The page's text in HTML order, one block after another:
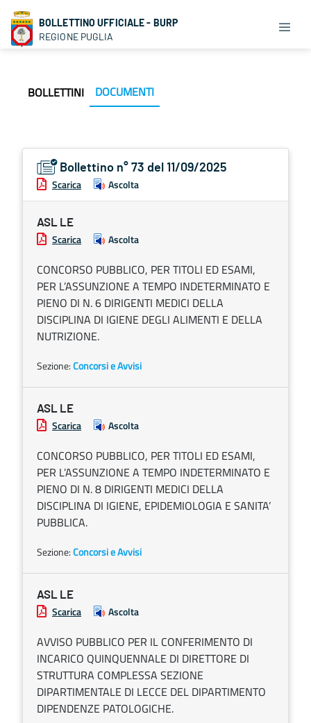
BOLLETTINO UFFICIALE - BURP
REGIONE PUGLIA
BOLLETTINI DOCUMENTI
Bollettino n° 73 del 11/09/2025
Scarica Ascolta
ASL LE
Scarica Ascolta
CONCORSO PUBBLICO, PER TITOLI ED ESAMI,
PER L’ASSUNZIONE A TEMPO INDETERMINATO E
PIENO DI N. 6 DIRIGENTI MEDICI DELLA
DISCIPLINA DI IGIENE DEGLI ALIMENTI E DELLA
NUTRIZIONE.
Sezione:Concorsi e Avvisi
ASL LE
Scarica Ascolta
CONCORSO PUBBLICO, PER TITOLI ED ESAMI,
PER L’ASSUNZIONE A TEMPO INDETERMINATO E
PIENO DI N. 8 DIRIGENTI MEDICI DELLA
DISCIPLINA DI IGIENE, EPIDEMIOLOGIA E SANITA’
PUBBLICA.
Sezione:Concorsi e Avvisi
ASL LE
Scarica Ascolta
AVVISO PUBBLICO PER IL CONFERIMENTO DI
INCARICO QUINQUENNALE DI DIRETTORE DI
STRUTTURA COMPLESSA SEZIONE
DIPARTIMENTALE DI LECCE DEL DIPARTIMENTO
DIPENDENZE PATOLOGICHE.